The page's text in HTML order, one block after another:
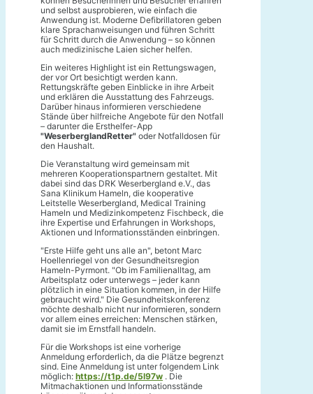
und selbst ausprobieren, wie einfach die
Anwendung ist. Moderne Defibrillatoren geben
klare Sprachanweisungen und führen Schritt
für Schritt durch die Anwendung – so können
auch medizinische Laien sicher helfen.
Ein weiteres Highlight ist ein Rettungswagen,
der vor Ort besichtigt werden kann.
Rettungskräfte geben Einblicke in ihre Arbeit
und erklären die Ausstattung des Fahrzeugs.
Darüber hinaus informieren verschiedene
Stände über hilfreiche Angebote für den Notfall
– darunter die Ersthelfer-App
"WeserberglandRetter" oder Notfalldosen für
den Haushalt.
Die Veranstaltung wird gemeinsam mit
mehreren Kooperationspartnern gestaltet. Mit
dabei sind das DRK Weserbergland e.V., das
Sana Klinikum Hameln, die kooperative
Leitstelle Weserbergland, Medical Training
Hameln und Medizinkompetenz Fischbeck, die
ihre Expertise und Erfahrungen in Workshops,
Aktionen und Informationsständen einbringen.
"Erste Hilfe geht uns alle an", betont Marc
Hoellenriegel von der Gesundheitsregion
Hameln-Pyrmont. "Ob im Familienalltag, am
Arbeitsplatz oder unterwegs – jeder kann
plötzlich in eine Situation kommen, in der Hilfe
gebraucht wird." Die Gesundheitskonferenz
möchte deshalb nicht nur informieren, sondern
vor allem eines erreichen: Menschen stärken,
damit sie im Ernstfall handeln.
Für die Workshops ist eine vorherige
Anmeldung erforderlich, da die Plätze begrenzt
sind. Eine Anmeldung ist unter folgendem Link
möglich: https://t1p.de/5l97w . Die
Mitmachaktionen und Informationsstände